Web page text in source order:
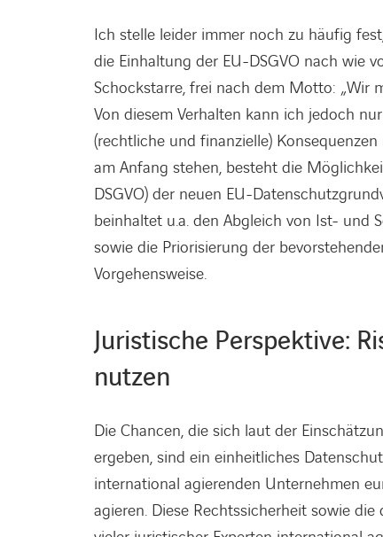
Ich stelle leider immer noch zu häufig
die Einhaltung der EU-DSGVO nach wie
Schockstarre, frei nach dem Motto: „Wir
Von diesem Verhalten kann ich jedoch
(rechtliche und finanzielle)
am Anfang stehen, besteht die
DSGVO) der neuen EU-
beinhaltet u.a. den Abgleich von Ist- und
sowie die Priorisierung der
Vorgehensweise.
Juristische Perspektive:
nutzen
Die Chancen, die sich laut der
ergeben, sind ein einheitliches
international agierenden Unternehmen
agieren. Diese Rechtssicherheit sowie